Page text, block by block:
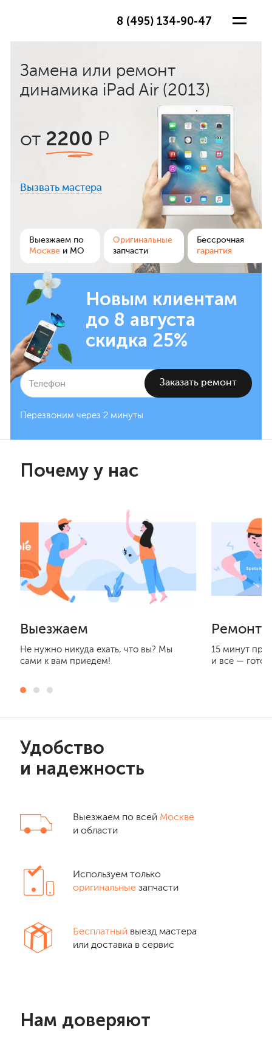
8 (495) 134-90-47
Замена или ремонт
динамика iPad Air (2013)
от 2200 Р
Вызвать мастера
Выезжаем по
Москве и МО
Оригинальные
запчасти
Бессрочная
гарантия
Новым клиентам
до 8 августа
скидка 25%
Перезвоним через 2 минуты
Почему у нас
Выезжаем
Не нужно никуда ехать, что вы? Мы
сами к вам приедем!
15 минут
и все —
Удобство
и надежность
Выезжаем по всей Москве
и области
Используем только
оригинальные запчасти
Бесплатный выезд мастера
или доставка в сервис
Нам доверяют